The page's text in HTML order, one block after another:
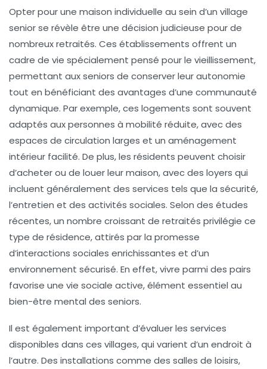
Opter pour une maison individuelle au sein d’un village
seniorse révèle être une décision judicieuse pour de
nombreux retraités. Ces établissements offrent un
cadre de vie spécialement pensé pour le vieillissement,
permettant aux seniors de conserver leurautonomie
tout en bénéficiant des avantages d’une communauté
dynamique. Par exemple, ces logements sont souvent
adaptés aux personnes à mobilité réduite, avec des
espaces de circulation larges et un aménagement
intérieur facilité. De plus, les résidents peuvent choisir
d’acheter ou de louer leur maison, avec des loyers qui
incluent généralement des services tels que la sécurité,
l’entretien et des activités sociales. Selon des études
récentes, un nombre croissant de retraités privilégie ce
type de résidence, attirés par la promesse
d’interactions sociales enrichissantes et d’un
environnement sécurisé. En effet, vivre parmi des pairs
favorise une vie sociale active, élément essentiel au
bien-être mental des seniors.
Il est également important d’évaluer les services
disponibles dans ces villages, qui varient d’un endroit à
l’autre. Des installations comme des salles de loisirs,